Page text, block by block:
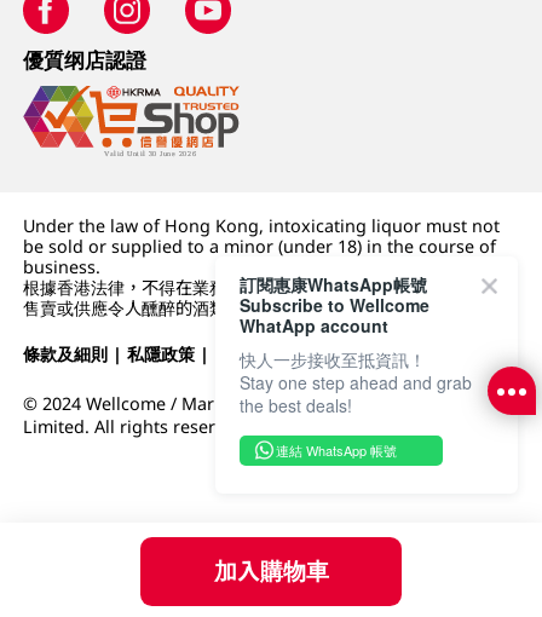
加入購物車
優質纲店認證
Under the law of Hong Kong, intoxicating liquor must not
be sold or supplied to a minor (under 18) in the course of
business.
根據香港法律，不得在業務過程中，向未成年人 (18 歲以下人士)
售賣或供應令人醺醉的酒類。
條款及細則 |私隱政策 | DFI零售集團
© 2024 Wellcome / Market Place. The Dairy Farm Company
Limited. All rights reserved.
訂閱惠康WhatsApp帳號
Subscribe to Wellcome
WhatApp account
快人一步接收至抵資訊！
Stay one step ahead and grab
the best deals!
連結 WhatsApp 帳號